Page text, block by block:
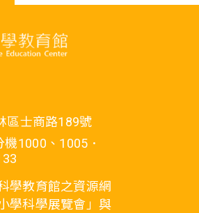
區士商路189號
1000、1005．
學教育館之資源網
學科學展覽會」與